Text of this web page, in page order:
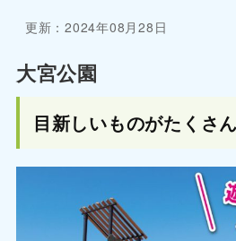
更新：2024年08月28日
大宮公園
目新しいものがたくさ